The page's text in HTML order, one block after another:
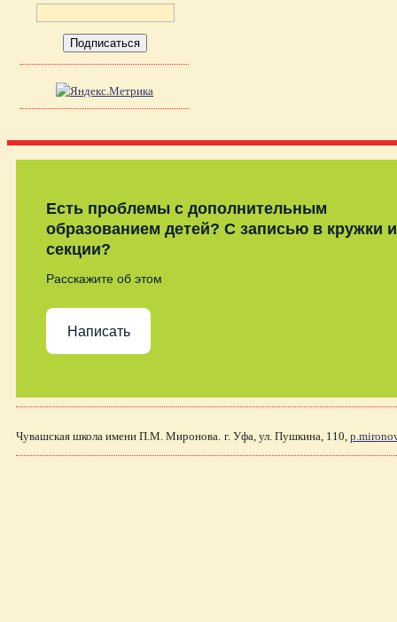
Есть проблемы с дополнительным
образованием детей? С записью в кружки и
секции?
Расскажите об этом
Написать
Чувашская школа имени П.М. Миронова. г. Уфа, ул. Пушкина, 110,